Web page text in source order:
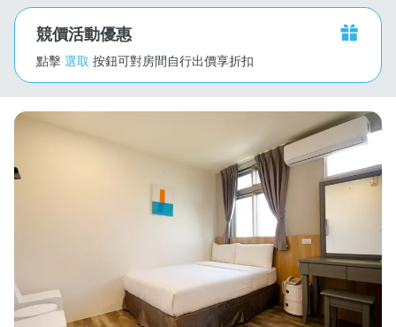
競價活動優惠
點擊 選取 按鈕可對房間自行出價享折扣